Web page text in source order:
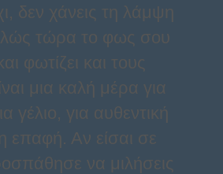
δεν χάνεις τη λάμψη
τώρα το φως σου
φωτίζει και τους
μια καλή μέρα για
γέλιο, για αυθεντική
επαφή. Αν είσαι σε
να μιλήσεις